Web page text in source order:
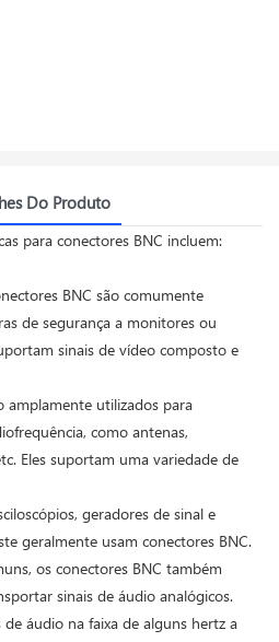
Do Produto
para conectores BNC incluem:
BNC são comumente
de segurança a monitores ou
sinais de vídeo composto e
amplamente utilizados para
como antenas,
Eles suportam uma variedade de
geradores de sinal e
geralmente usam conectores BNC.
os conectores BNC também
sinais de áudio analógicos.
de áudio na faixa de alguns hertz a